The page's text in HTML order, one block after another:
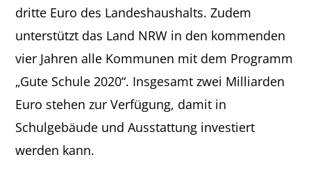
dritte Euro des Landeshaushalts. Zudem
unterstützt das Land NRW in den kommenden
vier Jahren alle Kommunen mit dem Programm
„Gute Schule 2020“. Insgesamt zwei Milliarden
Euro stehen zur Verfügung, damit in
Schulgebäude und Ausstattung investiert
werden kann.